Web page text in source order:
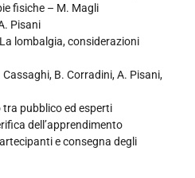
fisiche – M. Magli
Pisani
lombalgia, considerazioni
B. Corradini, A. Pisani,
pubblico ed esperti
dell’apprendimento
e consegna degli